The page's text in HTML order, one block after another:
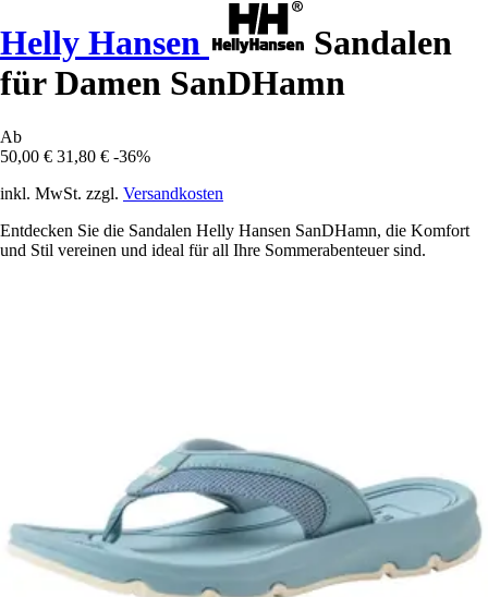
Helly Hansen
Sandalen
für Damen SanDHamn
Ab
50,00 € 31,80 € -36%
inkl. MwSt. zzgl. Versandkosten
Entdecken Sie die Sandalen Helly Hansen SanDHamn, die Komfort
und Stil vereinen und ideal für all Ihre Sommerabenteuer sind.